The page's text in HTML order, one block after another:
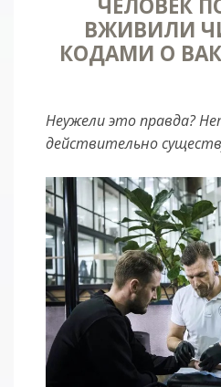
ЧЕЛОВЕК
ВЖИВИЛИ
КОДАМИ О
Неужели это правда?
действительно